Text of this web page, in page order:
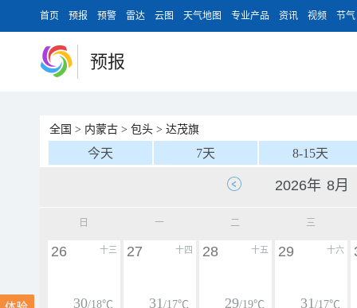
首页 预报 预警 雷达 云图 天气地图 专业产品 资讯 视频 节气
预报
全国 > 内蒙古 > 包头 > 达茂旗
今天 7天 8-15天
日 一 二 三
十三
26
30/18℃
十四
27
31/17℃
十五
28
29/19℃
十六
29
31/17℃